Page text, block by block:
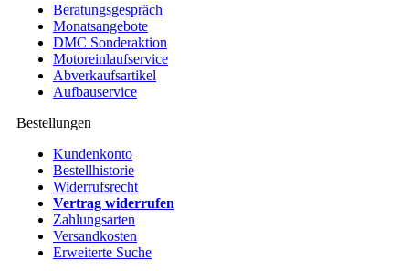
Beratungsgespräch
Monatsangebote
DMC Sonderaktion
Motoreinlaufservice
Abverkaufsartikel
Aufbauservice
Bestellungen
Kundenkonto
Bestellhistorie
Widerrufsrecht
Vertrag widerrufen
Zahlungsarten
Versandkosten
Erweiterte Suche